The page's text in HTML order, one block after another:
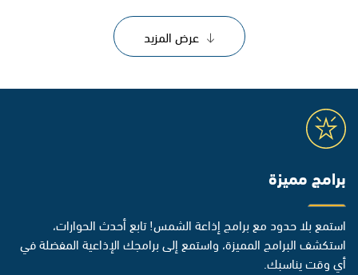
عرض المزيد
برامج مميزة
استمع بلا حدود مع برامج إذاعة الشمس! تابع أحدث الحوارات،
استكشف البرامج المميزة، واستمع إلى برامجك الإذاعية المفضلة في
أي وقت يناسبك.